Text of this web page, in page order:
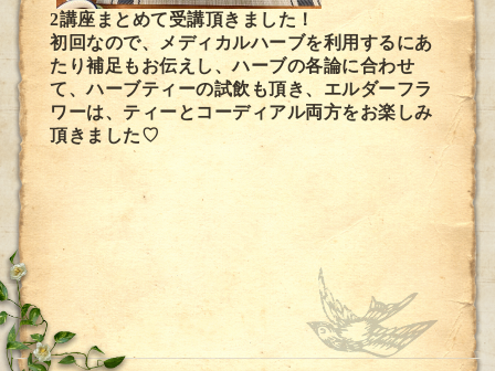
2講座まとめて受講頂きました！
初回なので、メディカルハーブを利用するにあ
たり補足もお伝えし、ハーブの各論に合わせ
て、ハーブティーの試飲も頂き、エルダーフラ
ワーは、ティーとコーディアル両方をお楽しみ
頂きました♡